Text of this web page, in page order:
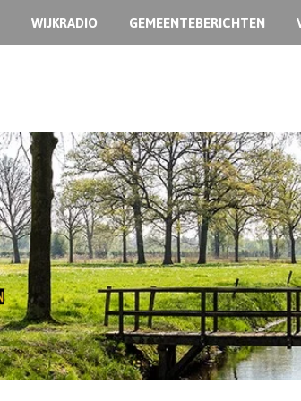
WIJKRADIO GEMEENTEBERICHTEN